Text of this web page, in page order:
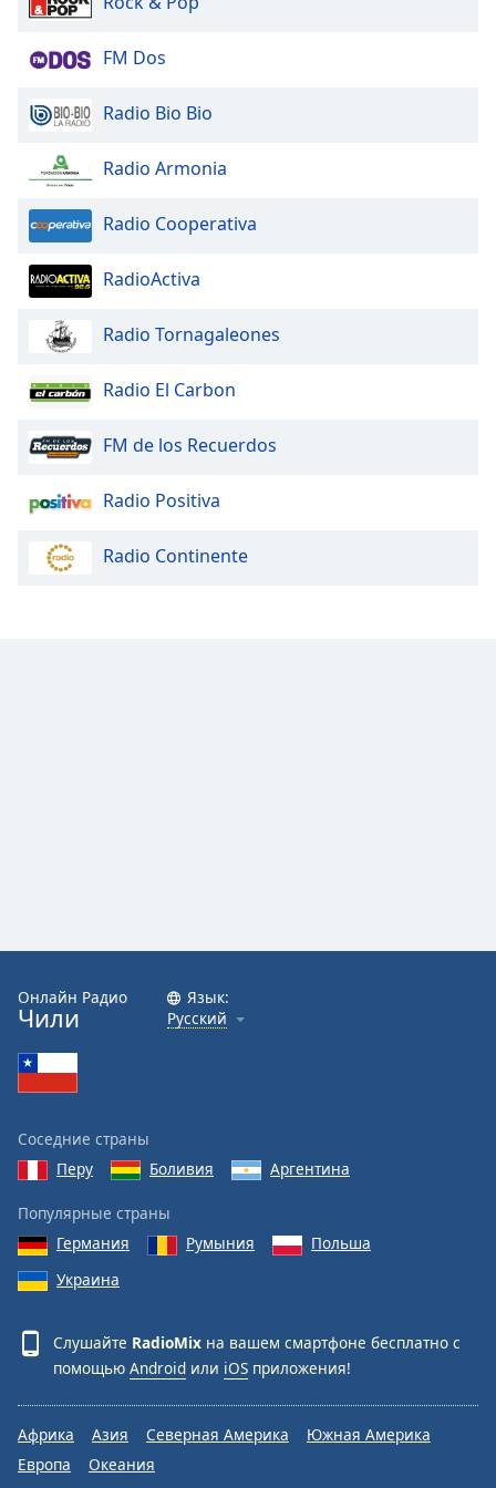
window.
cancel
close
window.
Text
Color
Background
Opacity
Font
Family
Close
Modal
Dialog
End
dialog
window.
FM Dos
Radio Bio Bio
Radio Armonia
Radio Cooperativa
RadioActiva
Radio Tornagaleones
Radio El Carbon
FM de los Recuerdos
Radio Positiva
Radio Continente
Онлайн Радио
Чили
Язык:
Русский
Соседние страны
Перу
Боливия Аргентина
Популярные страны
Германия
Румыния
Польша
Украина
Слушайте RadioMix на вашем смартфоне бесплатно с
помощью Android или iOS приложения!
Африка Азия Северная Америка
Южная Америка
Европа
Океания